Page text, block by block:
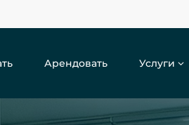
Арендовать Услуги